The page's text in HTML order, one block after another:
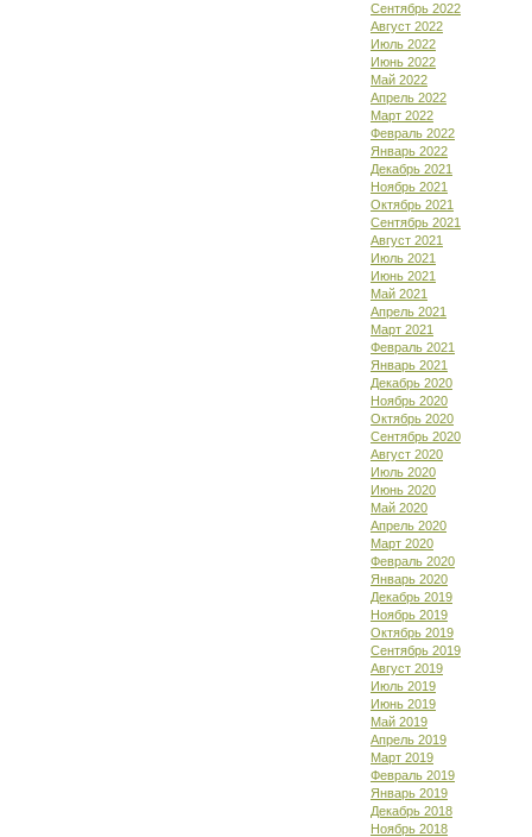
Сентябрь 2022
Август 2022
Июль 2022
Июнь 2022
Май 2022
Апрель 2022
Март 2022
Февраль 2022
Январь 2022
Декабрь 2021
Ноябрь 2021
Октябрь 2021
Сентябрь 2021
Август 2021
Июль 2021
Июнь 2021
Май 2021
Апрель 2021
Март 2021
Февраль 2021
Январь 2021
Декабрь 2020
Ноябрь 2020
Октябрь 2020
Сентябрь 2020
Август 2020
Июль 2020
Июнь 2020
Май 2020
Апрель 2020
Март 2020
Февраль 2020
Январь 2020
Декабрь 2019
Ноябрь 2019
Октябрь 2019
Сентябрь 2019
Август 2019
Июль 2019
Июнь 2019
Май 2019
Апрель 2019
Март 2019
Февраль 2019
Январь 2019
Декабрь 2018
Ноябрь 2018